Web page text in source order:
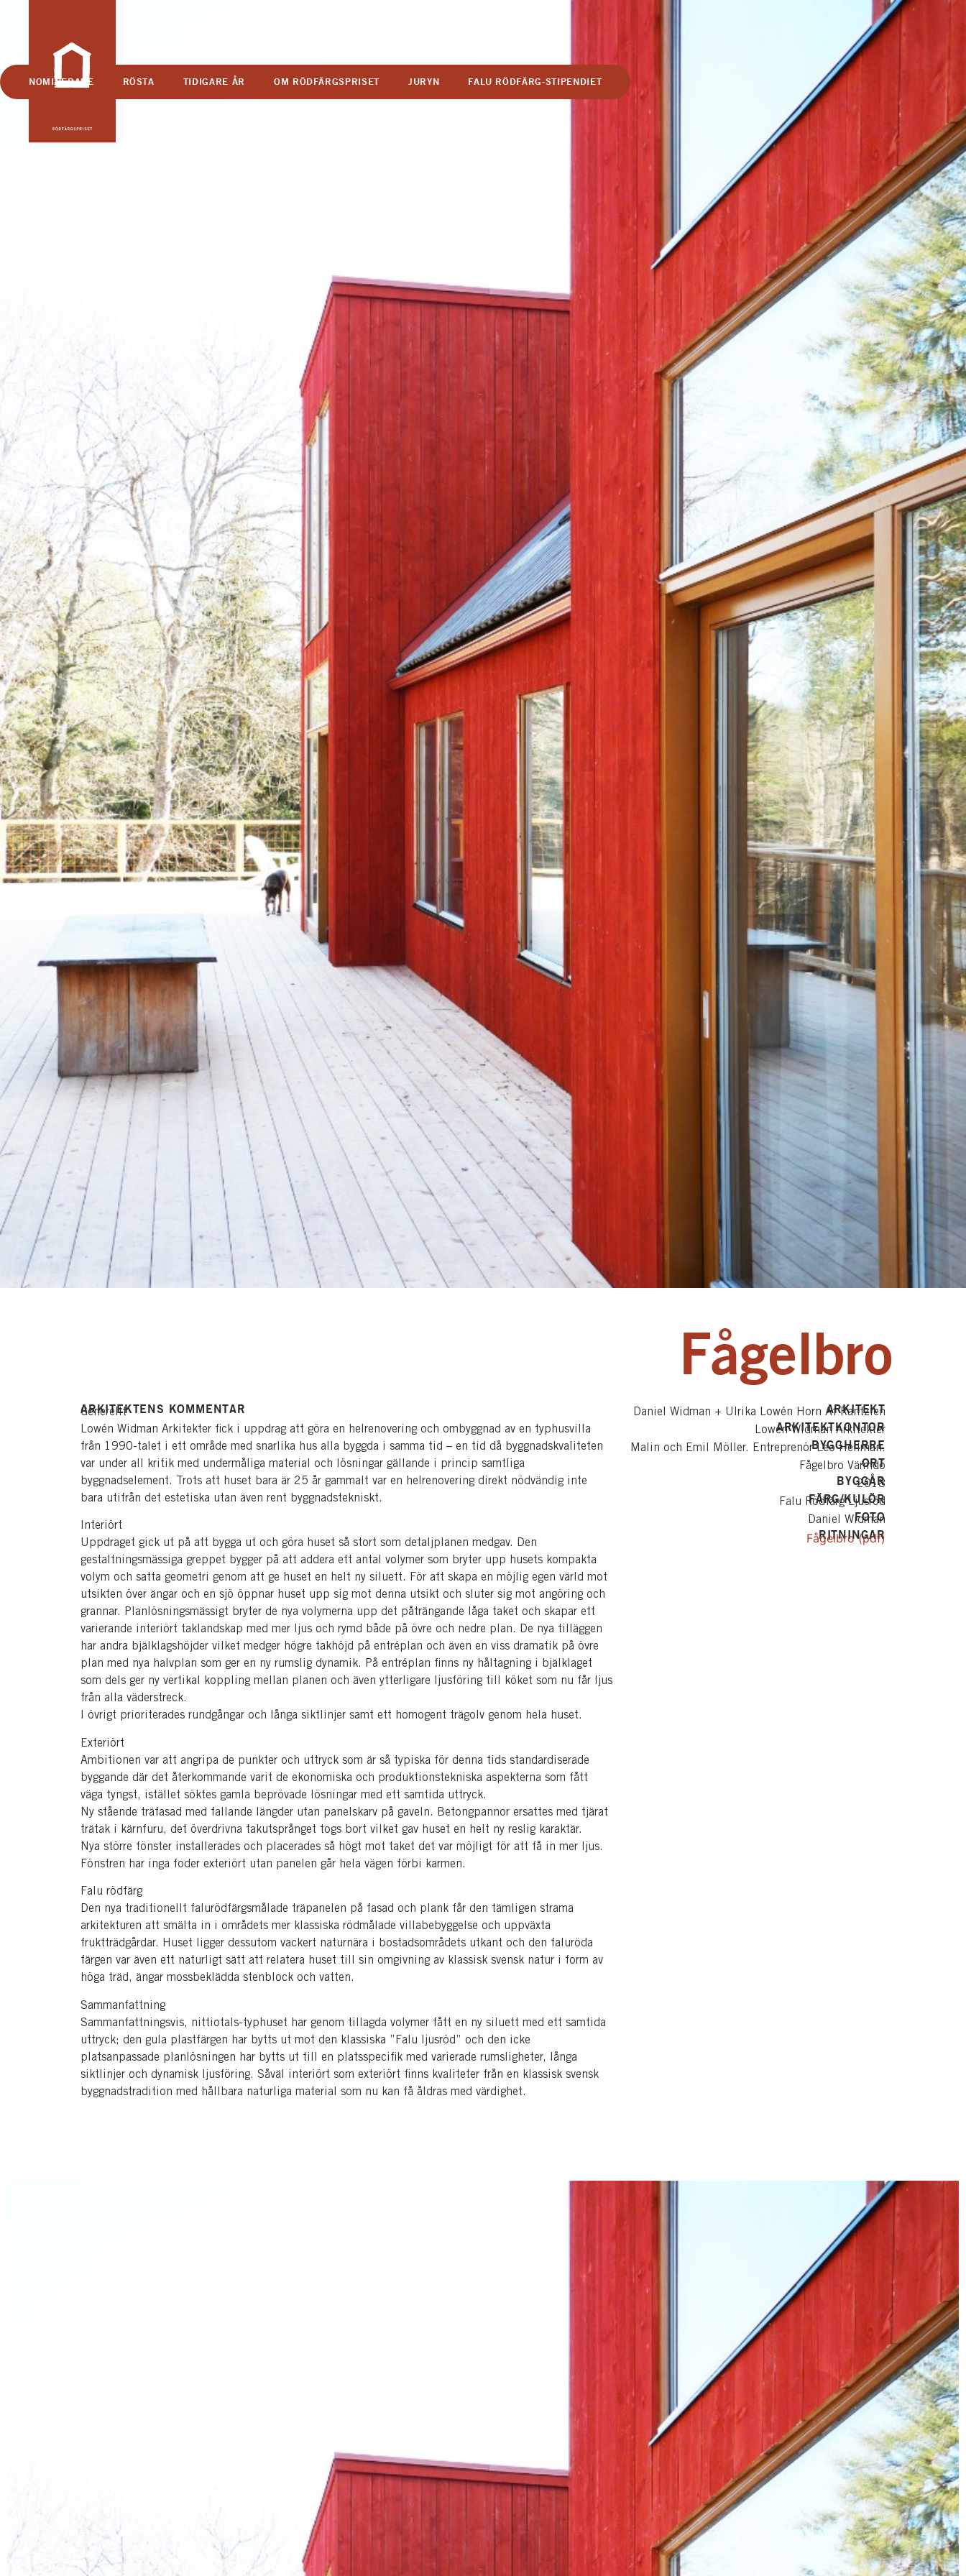
NOMINERADE RÖSTA TIDIGARE ÅR OM RÖDFÄRGSPRISET JURYN FALU RÖDFÄRG-STIPENDIET
Fågelbro
ARKITEKTENS KOMMENTAR
Generellt
Lowén Widman Arkitekter fick i uppdrag att göra en helrenovering och ombyggnad av en typhusvilla
från 1990-talet i ett område med snarlika hus alla byggda i samma tid – en tid då byggnadskvaliteten
var under all kritik med undermåliga material och lösningar gällande i princip samtliga
byggnadselement. Trots att huset bara är 25 år gammalt var en helrenovering direkt nödvändig inte
bara utifrån det estetiska utan även rent byggnadstekniskt.
Interiört
Uppdraget gick ut på att bygga ut och göra huset så stort som detaljplanen medgav. Den
gestaltningsmässiga greppet bygger på att addera ett antal volymer som bryter upp husets kompakta
volym och satta geometri genom att ge huset en helt ny siluett. För att skapa en möjlig egen värld mot
utsikten över ängar och en sjö öppnar huset upp sig mot denna utsikt och sluter sig mot angöring och
grannar. Planlösningsmässigt bryter de nya volymerna upp det påträngande låga taket och skapar ett
varierande interiört taklandskap med mer ljus och rymd både på övre och nedre plan. De nya tilläggen
har andra bjälklagshöjder vilket medger högre takhöjd på entréplan och även en viss dramatik på övre
plan med nya halvplan som ger en ny rumslig dynamik. På entréplan finns ny håltagning i bjälklaget
som dels ger ny vertikal koppling mellan planen och även ytterligare ljusföring till köket som nu får ljus
från alla väderstreck.
I övrigt prioriterades rundgångar och långa siktlinjer samt ett homogent trägolv genom hela huset.
Exteriört
Ambitionen var att angripa de punkter och uttryck som är så typiska för denna tids standardiserade
byggande där det återkommande varit de ekonomiska och produktionstekniska aspekterna som fått
väga tyngst, istället söktes gamla beprövade lösningar med ett samtida uttryck.
Ny stående träfasad med fallande längder utan panelskarv på gaveln. Betongpannor ersattes med tjärat
trätak i kärnfuru, det överdrivna takutsprånget togs bort vilket gav huset en helt ny reslig karaktär.
Nya större fönster installerades och placerades så högt mot taket det var möjligt för att få in mer ljus.
Fönstren har inga foder exteriört utan panelen går hela vägen förbi karmen.
Falu rödfärg
Den nya traditionellt falurödfärgsmålade träpanelen på fasad och plank får den tämligen strama
arkitekturen att smälta in i områdets mer klassiska rödmålade villabebyggelse och uppväxta
fruktträdgårdar. Huset ligger dessutom vackert naturnära i bostadsområdets utkant och den faluröda
färgen var även ett naturligt sätt att relatera huset till sin omgivning av klassisk svensk natur i form av
höga träd, ängar mossbeklädda stenblock och vatten.
Sammanfattning
Sammanfattningsvis, nittiotals-typhuset har genom tillagda volymer fått en ny siluett med ett samtida
uttryck; den gula plastfärgen har bytts ut mot den klassiska ”Falu ljusröd” och den icke
platsanpassade planlösningen har bytts ut till en platsspecifik med varierade rumsligheter, långa
siktlinjer och dynamisk ljusföring. Såväl interiört som exteriört finns kvaliteter från en klassisk svensk
byggnadstradition med hållbara naturliga material som nu kan få åldras med värdighet.
ARKITEKT
Daniel Widman + Ulrika Lowén Horn Af Rantzien
ARKITEKTKONTOR
Lowén Widman Arkitekter
BYGGHERRE
Malin och Emil Möller. Entreprenör Leo Hellman.
ORT
Fågelbro Värmdö
BYGGÅR
2018
FÄRG/KULÖR
Falu Rödfärg Ljusröd
FOTO
Daniel Widman
RITNINGAR
Fågelbro (pdf)